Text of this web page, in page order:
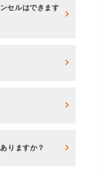
セルはできます
りますか？